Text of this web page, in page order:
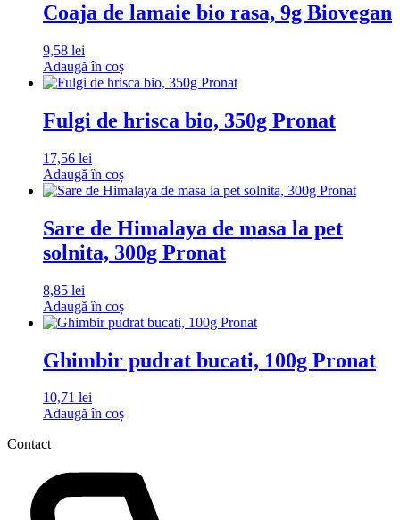
Coaja de lamaie bio rasa, 9g Biovegan
9,58 lei
Adaugă în coș
Fulgi de hrisca bio, 350g Pronat
17,56 lei
Adaugă în coș
Sare de Himalaya de masa la pet
solnita, 300g Pronat
8,85 lei
Adaugă în coș
Ghimbir pudrat bucati, 100g Pronat
10,71 lei
Adaugă în coș
Contact